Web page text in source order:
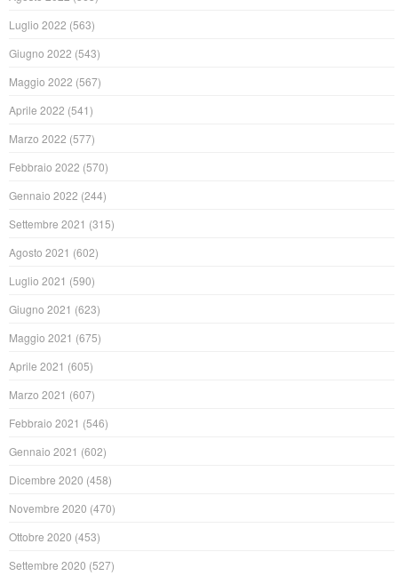
Luglio 2022 (563)
Giugno 2022 (543)
Maggio 2022 (567)
Aprile 2022 (541)
Marzo 2022 (577)
Febbraio 2022 (570)
Gennaio 2022 (244)
Settembre 2021 (315)
Agosto 2021 (602)
Luglio 2021 (590)
Giugno 2021 (623)
Maggio 2021 (675)
Aprile 2021 (605)
Marzo 2021 (607)
Febbraio 2021 (546)
Gennaio 2021 (602)
Dicembre 2020 (458)
Novembre 2020 (470)
Ottobre 2020 (453)
Settembre 2020 (527)